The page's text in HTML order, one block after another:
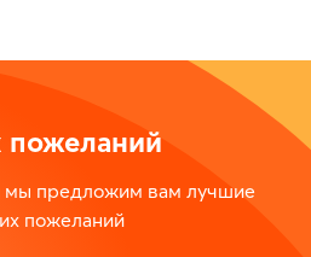
пожеланий
мы предложим вам лучшие
пожеланий